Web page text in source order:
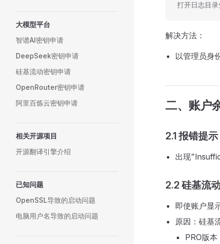
大模型平台
智谱AI密钥申请
DeepSeek密钥申请
硅基流动密钥申请
OpenRouter密钥申请
阿里百炼云密钥申请
相关开源项目
开源翻译引擎介绍
已知问题
OpenSSL导致的启动问题
电脑用户名导致的启动问题
打开日志
解决方法：
以管理员身
二、账户
2.1 报错提示
出现
2.2 硅基流
即使账户显
原因：硅基
PRO版